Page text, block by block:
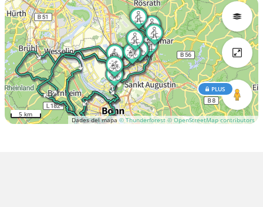
Dades del mapa© Thunderforest © OpenStreetMap contributors
PLUS
5 km